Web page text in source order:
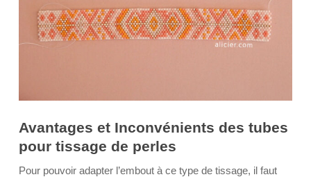
Avantages et Inconvénients des tubes
pour tissage de perles
Pour pouvoir adapter l’embout à ce type de tissage, il faut